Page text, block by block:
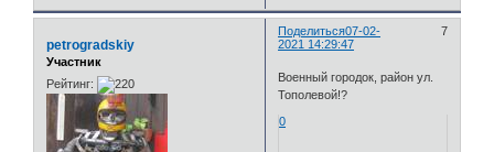
Поделиться 7
07-02-
2021 14:29:47
petrogradskiy
Участник
Рейтинг:
Военный городок, район ул.
Тополевой!?
0